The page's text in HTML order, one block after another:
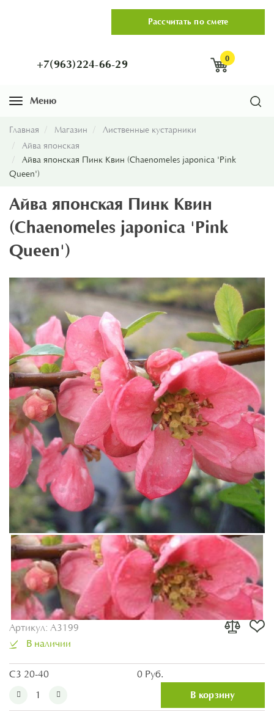
Рассчитать по смете
+7(963)224-66-29 0
Навигация
Меню
Главная Магазин
Лиственные кустарники
Айва японская
Айва японская Пинк Квин (Chaenomeles japonica 'Pink
Queen')
Айва японская Пинк Квин
(Chaenomeles japonica 'Pink
Queen')
Артикул: A3199
В наличии
С3 20-40 0 Руб.
В корзину